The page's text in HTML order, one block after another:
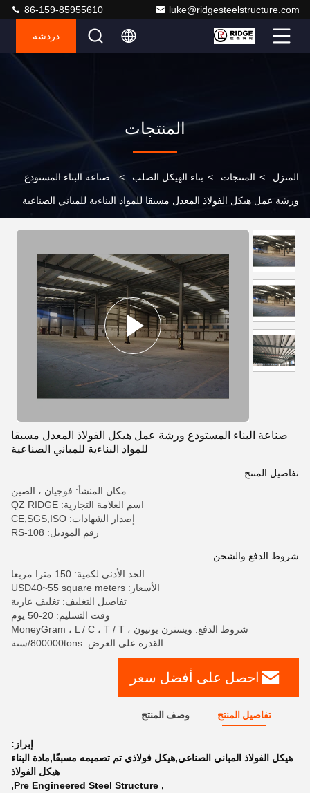
luke@ridgesteelstructure.com
86-159-85955610
دردشة
المنتجات
المنزل > المنتجات > بناء الهيكل الصلب > صناعة البناء المستودع
ورشة عمل هيكل الفولاذ المعدل مسبقا للمواد البناءية للمباني الصناعية
صناعة البناء المستودع ورشة عمل هيكل الفولاذ المعدل مسبقا
للمواد البناءية للمباني الصناعية
تفاصيل المنتج
مكان المنشأ: فوجيان ، الصين
اسم العلامة التجارية: QZ RIDGE
إصدار الشهادات: CE,SGS,ISO
رقم الموديل: RS-108
شروط الدفع والشحن
الحد الأدنى لكمية: 150 مترا مربعا
الأسعار: USD40~55 square meters
تفاصيل التغليف: تغليف عارية
وقت التسليم: 20-50 يوم
شروط الدفع: ويسترن يونيون ، MoneyGram ، L / C ، T / T
القدرة على العرض: 800000tons/سنة
احصل على أفضل سعر
تفاصيل المنتج وصف المنتج
إبراز:
هيكل الفولاذ المباني الصناعي,هيكل فولاذي تم تصميمه مسبقًا,مادة البناء
هيكل الفولاذ
,
Pre Engineered Steel Structure
,